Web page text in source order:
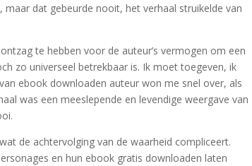
dat gebeurde nooit, het verhaal struikelde van
te hebben voor de auteur’s vermogen om een
zo universeel betrekbaar is. Ik moet toegeven, ik
ebook downloaden auteur won me snel over, als
was een meeslepende en levendige weergave van
de achtervolging van de waarheid compliceert.
en hun ebook gratis downloaden laten